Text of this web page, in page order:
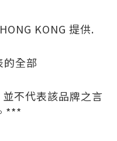
KONG 提供.
的全部
不代表該品牌之言
***